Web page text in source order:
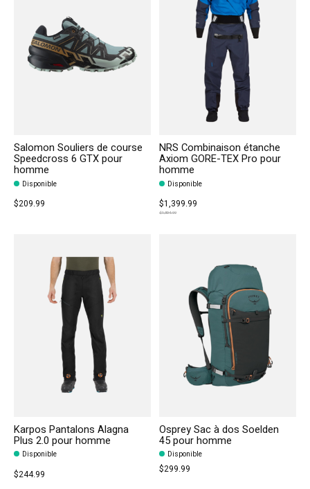
Salomon Souliers de course
Speedcross 6 GTX pour
homme
Disponible
$209.99
NRS Combinaison étanche
Axiom GORE-TEX Pro pour
homme
Disponible
$1,399.99
$1,894.99
Karpos Pantalons Alagna
Plus 2.0 pour homme
Disponible
$244.99
Osprey Sac à dos Soelden
45 pour homme
Disponible
$299.99